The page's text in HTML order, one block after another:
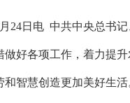
24日电 中共中央总书
好各项工作，着力提
智慧创造更加美好生活